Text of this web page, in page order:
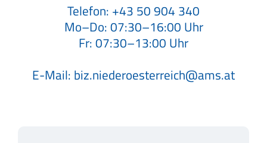
Telefon: +43 50 904 340
Mo–Do: 07:30–16:00 Uhr
Fr: 07:30–13:00 Uhr
E-Mail: biz.niederoesterreich@ams.at